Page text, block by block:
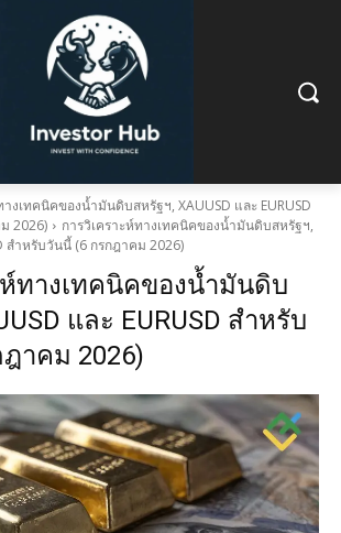
างเทคนิคของน้ำมันดิบสหรัฐฯ, XAUUSD และ EURUSD
2026)
การวิเคราะห์ทางเทคนิคของน้ำมันดิบสหรัฐฯ,
สำหรับวันนี้ (6 กรกฎาคม 2026)
ห์ทางเทคนิคของน้ำมันดิบ
และ EURUSD สำหรับ
าคม 2026)